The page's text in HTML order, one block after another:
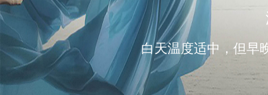
白天温度适中，但早